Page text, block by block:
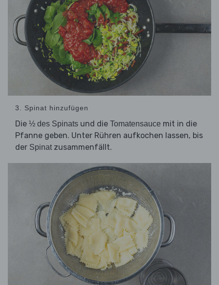
3. Spinat hinzufügen
Die ½ des Spinats und die Tomatensauce mit in die
Pfanne geben. Unter Rühren aufkochen lassen, bis
der Spinatzusammenfällt.